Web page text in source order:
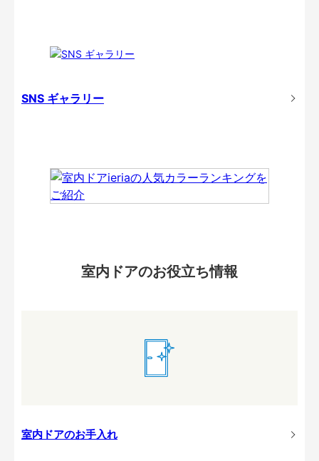
SNS ギャラリー
室内ドアのお役立ち情報
室内ドアのお手入れ